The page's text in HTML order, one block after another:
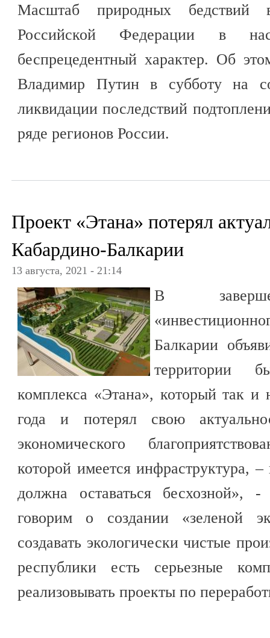
Масштаб природных бедствий
Российской Федерации в
беспрецедентный характер. Об
Владимир Путин в субботу на
ликвидации последствий
ряде регионов России.
Проект «Этана» потерял
Кабардино-Балкарии
13 августа, 2021 - 21:14
В
Балкарии
территории
комплекса «Этана», который так и
года и потерял свою
экономического
которой имеется инфраструктура, –
должна оставаться
говорим о создании «зеленой
создавать экологически чистые
республики есть серьезные
реализовывать проекты по